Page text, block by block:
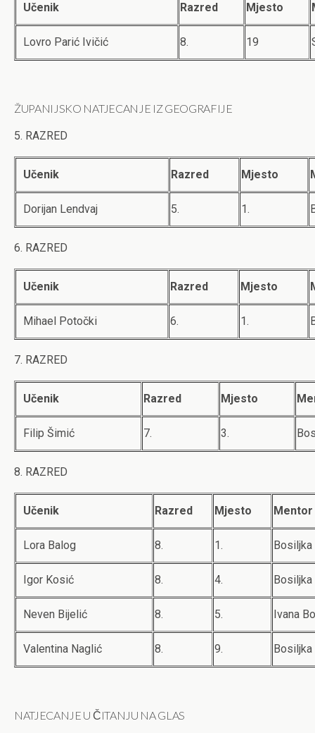
Učenik Razred Mjesto
Lovro Parić Ivičić 8. 19
ŽUPANIJSKO NATJECANJE IZ GEOGRAFIJE
5. RAZRED
Učenik Razred Mjesto
Dorijan Lendvaj 5. 1.
6. RAZRED
Učenik Razred Mjesto
Mihael Potočki 6. 1.
7. RAZRED
Učenik Razred Mjesto
Filip Šimić 7. 3.
8. RAZRED
Učenik Razred Mjesto Mentor
Lora Balog 8. 1. Bosiljka
Igor Kosić 8. 4. Bosiljka
Neven Bijelić 8. 5. Ivana
Valentina Naglić 8. 9. Bosiljka
NATJECANJE U ČITANJU NA GLAS